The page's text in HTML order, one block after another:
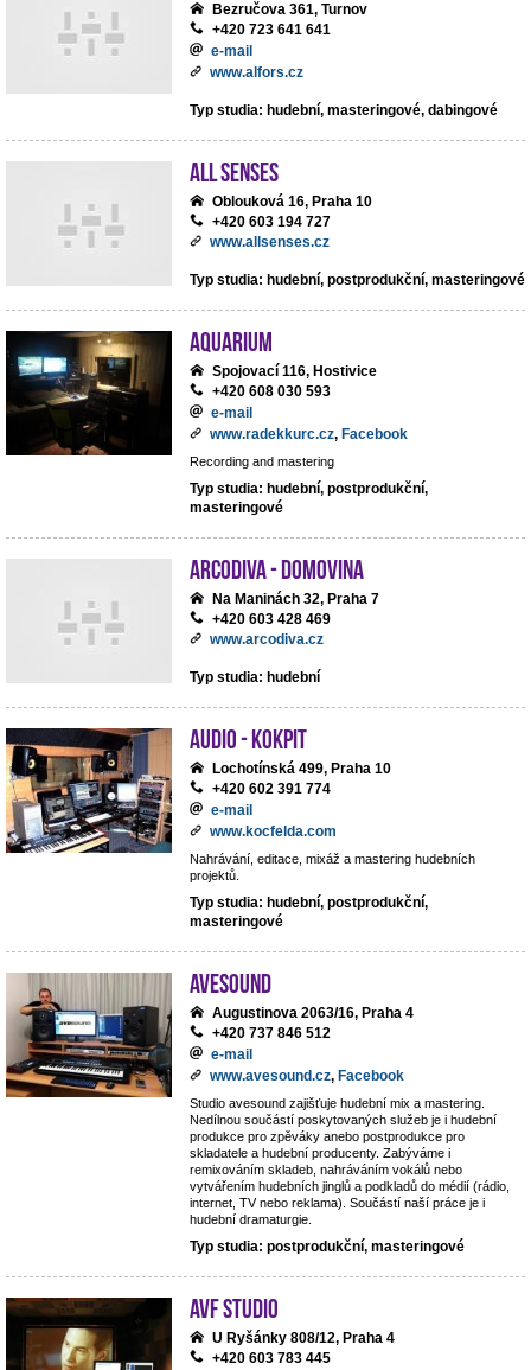
Bezručova 361, Turnov
+420 723 641 641
e-mail
www.alfors.cz
Typ studia: hudební, masteringové, dabingové
All Senses
Oblouková 16, Praha 10
+420 603 194 727
www.allsenses.cz
Typ studia: hudební, postprodukční, masteringové
Aquarium
Spojovací 116, Hostivice
+420 608 030 593
e-mail
www.radekkurc.cz, Facebook
Recording and mastering
Typ studia: hudební, postprodukční,
masteringové
ArcoDiva - Domovina
Na Maninách 32, Praha 7
+420 603 428 469
www.arcodiva.cz
Typ studia: hudební
Audio - Kokpit
Lochotínská 499, Praha 10
+420 602 391 774
e-mail
www.kocfelda.com
Nahrávání, editace, mixáž a mastering hudebních
projektů.
Typ studia: hudební, postprodukční,
masteringové
avesound
Augustinova 2063/16, Praha 4
+420 737 846 512
e-mail
www.avesound.cz, Facebook
Studio avesound zajišťuje hudební mix a mastering.
Nedílnou součástí poskytovaných služeb je i hudební
produkce pro zpěváky anebo postprodukce pro
skladatele a hudební producenty. Zabýváme i
remixováním skladeb, nahráváním vokálů nebo
vytvářením hudebních jinglů a podkladů do médií (rádio,
internet, TV nebo reklama). Součástí naší práce je i
hudební dramaturgie.
Typ studia: postprodukční, masteringové
AVF STUDIO
U Ryšánky 808/12, Praha 4
+420 603 783 445